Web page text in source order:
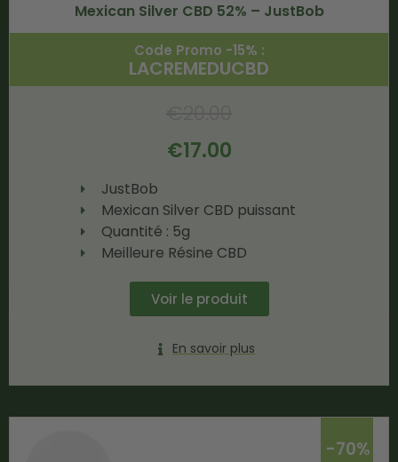
Mexican Silver CBD 52% – JustBob
Code Promo -15% :
LACREMEDUCBD
€17.00
JustBob
Mexican Silver CBD puissant
Quantité : 5g
Meilleure Résine CBD
Voir le produit
En savoir plus
-70%